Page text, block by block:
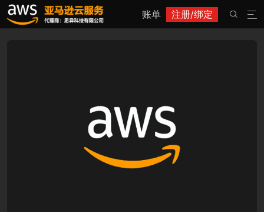
账单 注册/绑定 
